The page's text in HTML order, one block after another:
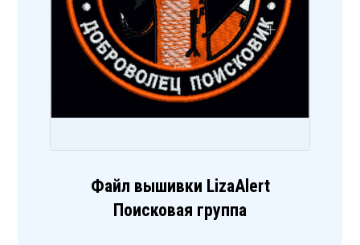
Файл вышивки LizaAlert
Поисковая группа